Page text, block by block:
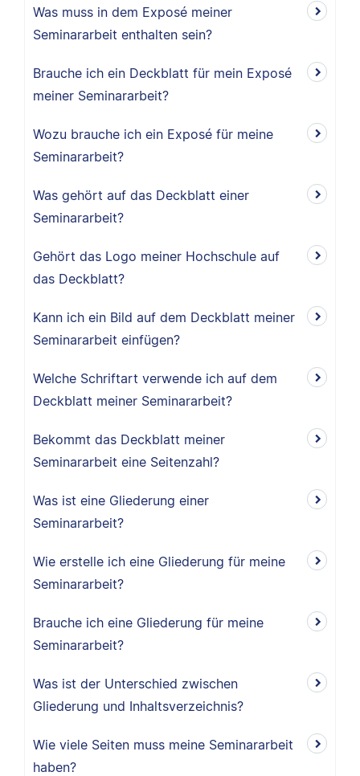
Was muss in dem Exposé meiner
Seminararbeit enthalten sein?
Brauche ich ein Deckblatt für mein Exposé
meiner Seminararbeit?
Wozu brauche ich ein Exposé für meine
Seminararbeit?
Was gehört auf das Deckblatt einer
Seminararbeit?
Gehört das Logo meiner Hochschule auf
das Deckblatt?
Kann ich ein Bild auf dem Deckblatt meiner
Seminararbeit einfügen?
Welche Schriftart verwende ich auf dem
Deckblatt meiner Seminararbeit?
Bekommt das Deckblatt meiner
Seminararbeit eine Seitenzahl?
Was ist eine Gliederung einer
Seminararbeit?
Wie erstelle ich eine Gliederung für meine
Seminararbeit?
Brauche ich eine Gliederung für meine
Seminararbeit?
Was ist der Unterschied zwischen
Gliederung und Inhaltsverzeichnis?
Wie viele Seiten muss meine Seminararbeit
haben?